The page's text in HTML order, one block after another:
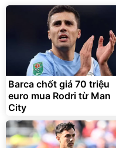
Barca chốt giá 70 triệu
euro mua Rodri từ Man
City